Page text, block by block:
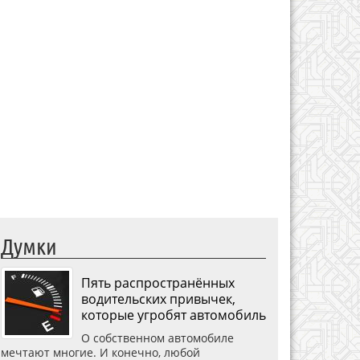
Думки
Пять распространённых
водительских привычек,
которые угробят автомобиль
О собственном автомобиле
мечтают многие. И конечно, любой